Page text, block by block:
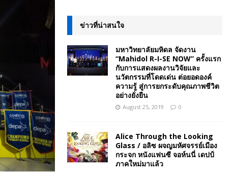
ข่าวที่น่าสนใจ
มหาวิทยาลัยมหิดล จัดงาน
“Mahidol R-I-SE NOW” ครั้งแรก
กับการแสดงผลงานวิจัยและ
นวัตกรรมที่โดดเด่น ต่อยอดองค์
ความรู้ สู่การยกระดับคุณภาพชีวิต
อย่างยั่งยืน
August 25, 2019 0
Alice Through the Looking
Glass / อลิซ ผจญมหัศจรรย์เมือง
กระจก หนังแฟนซี จอห์นนี่ เดปป์
ภาคใหม่มาแล้ว